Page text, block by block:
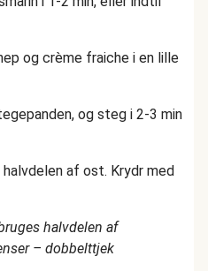
og crème fraiche i en lille
og steg i 2-3 min
af ost. Krydr med
halvdelen af
– dobbelttjek